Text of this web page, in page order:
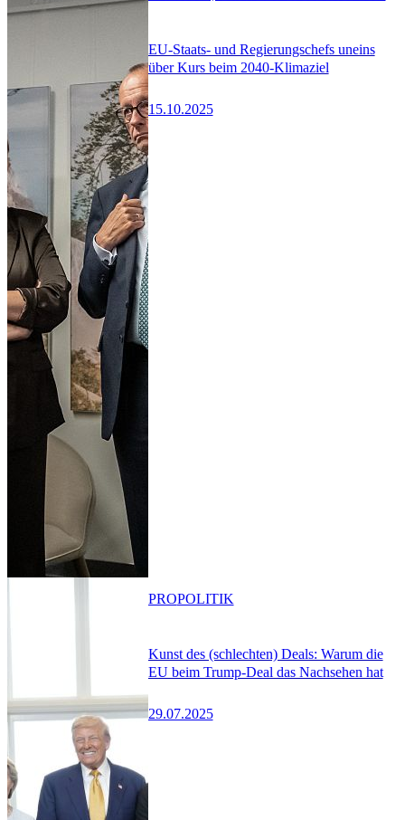
EU-Staats- und Regierungschefs uneins
über Kurs beim 2040-Klimaziel
15.10.2025
Kunst des (schlechten) Deals: Warum die
EU beim Trump-Deal das Nachsehen hat
29.07.2025
PROPOLITIK